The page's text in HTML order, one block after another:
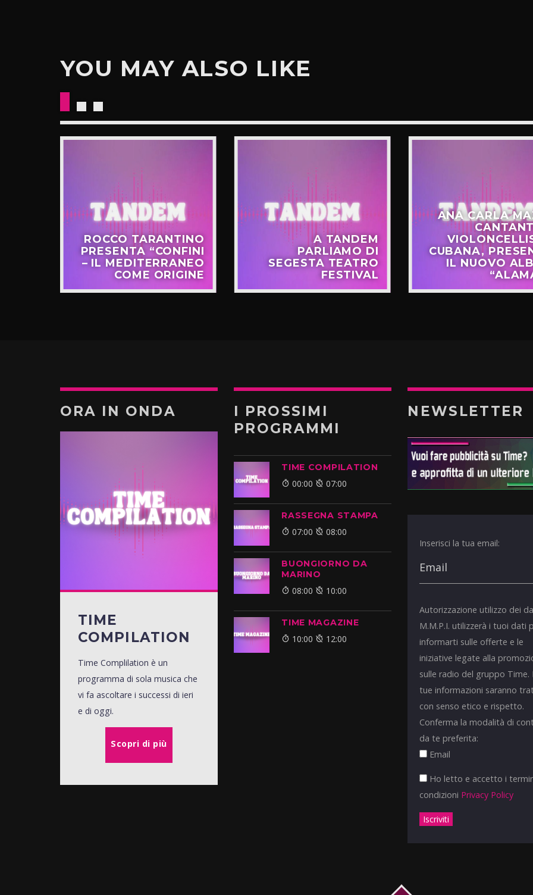
YOU MAY ALSO LIKE
ROCCO TARANTINO
PRESENTA “CONFINI
– IL MEDITERRANEO
COME ORIGINE
A TANDEM
PARLIAMO DI
SEGESTA TEATRO
FESTIVAL
ANA CARLA
CUBANA,
IL NUOVO
ORA IN ONDA
TIME
COMPILATION
Time Complilation è un
programma di sola musica che
vi fa ascoltare i successi di ieri
e di oggi.
Scopri di più
I PROSSIMI
PROGRAMMI
TIME COMPILATION
00:00 07:00
RASSEGNA STAMPA
07:00 08:00
BUONGIORNO DA
MARINO
08:00 10:00
TIME MAGAZINE
10:00 12:00
NEWSLETTER
Inserisci la tua email:
Autorizzazione utilizzo dei
M.M.P.I. utilizzerà i tuoi dati
informarti sulle offerte e le
iniziative legate alla
sulle radio del gruppo Time.
tue informazioni saranno
con senso etico e rispetto.
Conferma la modalità di
da te preferita:
Email
Ho letto e accetto i
condizioni Privacy Policy